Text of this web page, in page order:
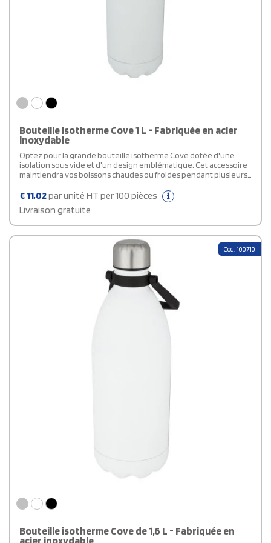
Bouteille isotherme Cove 1 L - Fabriquée en acier
inoxydable
Optez pour la grande bouteille isotherme Cove dotée d'une
isolation sous vide et d'un design emblématique. Cet accessoire
maintiendra vos boissons chaudes ou froides pendant plusieurs
heures grâce à son acier inoxydable 18/8 isotherme. Garantie
sans bisphénol A, testée et approuvée par la législation
allemande sur la sécurité alimentaire (LFGB), cette bouteille
isotherme personnalisable est également conforme à la
réglementation REACH concernant les phtalates. Avec une
dans un coffret cadeau en carton recyclé.
€11,02par unité HT per 100 pièces
Livraison gratuite
Cod: 100710
Bouteille isotherme Cove de 1,6 L - Fabriquée en